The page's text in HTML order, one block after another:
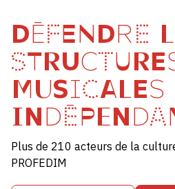
DÉFENDRE
MUSICALES
Plus de 210 acteurs de la
PROFEDIM